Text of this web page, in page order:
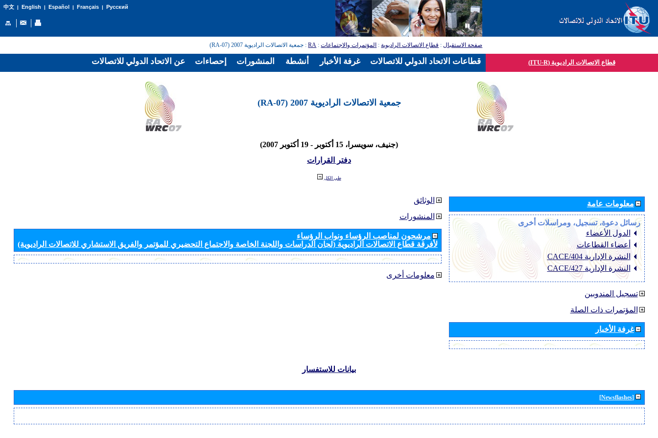
中文| English | Español | Français| Русский
صفحة الاستقبال: قطاع الاتصالات الراديوية: المؤتمرات والاجتماعات:
RA: جمعية الاتصالات الراديوية 2007 (RA-07)
قطاع الاتصالات الراديوية (ITU-R)
جمعية الاتصالات الراديوية 2007 (RA-07)
(جنيف، سويسرا، 15 أكتوبر - 19 أكتوبر 2007)
دفتر القرارات
طي الكل
الوثائق
المنشورات
مرشحون لمناصب الرؤساء ونواب الرؤساء
لأفرقة قطاع الاتصالات الراديوية (لجان الدراسات واللجنة الخاصة والاجتماع التحضيري للمؤتمر والفريق الاستشاري للاتصالات الراديوية)
معلومات أخرى
معلومات عامة
رسائل دعوة، تسجيل، ومراسلات أخرى
الدول الأعضاء
أعضاء القطاعات
النشرة الإدارية CACE/404
النشرة الإدارية CACE/427
تسجيل المندوبين
المؤتمرات ذات الصلة
غرفة الأخبار
بيانات للاستفسار
[Newsflashes]
عن الاتحاد الدولي للاتصالات إحصاءات المنشورات أنشطة غرفة الأخبار قطاعات الاتحاد الدولي للاتصالات